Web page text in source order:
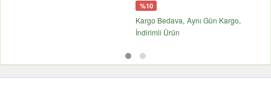
%10
Kargo Bedava Aynı Gün Kargo
İndirimli Ürün